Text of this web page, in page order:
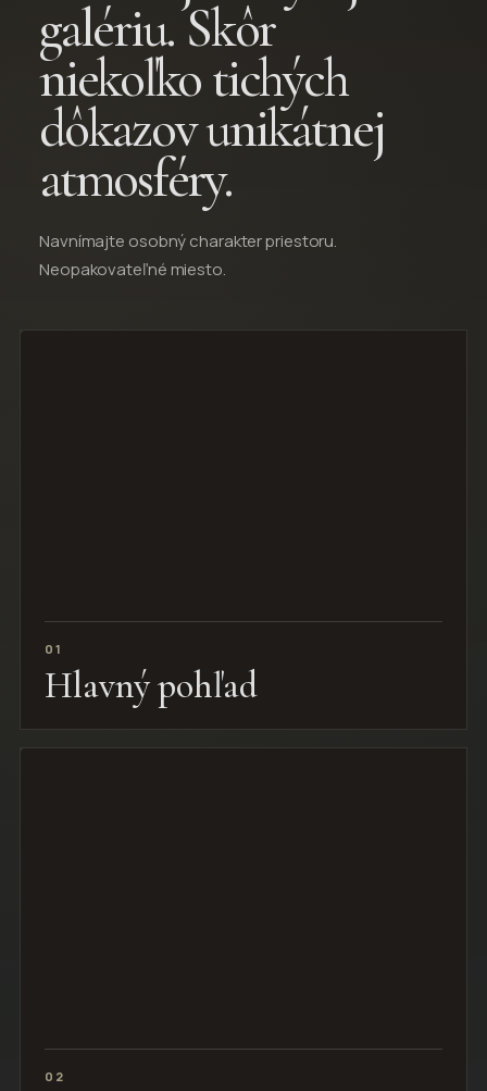
galériu. Skôr
niekoľko tichých
dôkazov unikátnej
atmosféry.
Navnímajte osobný charakter priestoru.
Neopakovateľné miesto.
01
Hlavný pohľad
02